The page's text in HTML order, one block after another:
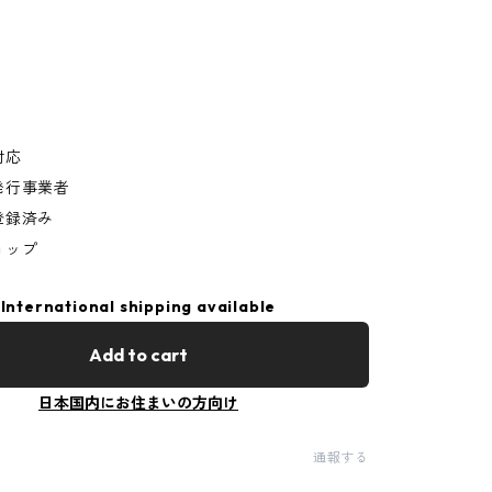
応
事業者
済み
ップ
International shipping available
Add to cart
日本国内にお住まいの方向け
通報する